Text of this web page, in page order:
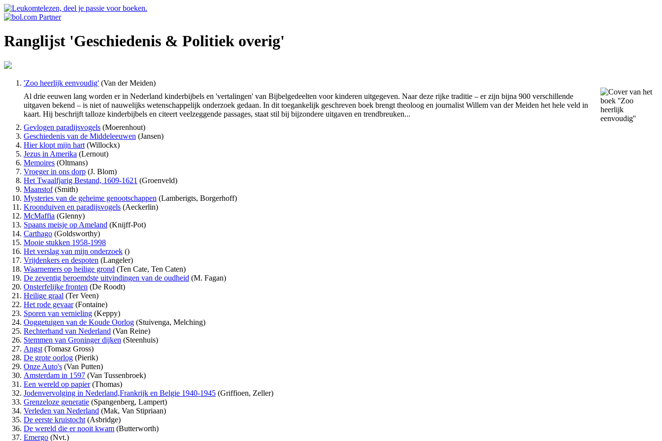
Ranglijst 'Geschiedenis & Politiek overig'
'Zoo heerlijk eenvoudig' (Van der Meiden)
Al drie eeuwen lang worden er in Nederland kinderbijbels en 'vertalingen' van Bijbelgedeelten voor kinderen uitgegeven. Naar deze rijke traditie – er zijn bijna 900 verschillende
uitgaven bekend – is niet of nauwelijks wetenschappelijk onderzoek gedaan. In dit toegankelijk geschreven boek brengt theoloog en journalist Willem van der Meiden het hele veld in
kaart. Hij beschrijft talloze kinderbijbels en citeert veelzeggende passages, staat stil bij bijzondere uitgaven en trendbreuken...
Gevlogen paradijsvogels (Moerenhout)
Geschiedenis van de Middeleeuwen (Jansen)
Hier klopt mijn hart (Willockx)
Jezus in Amerika (Lernout)
Memoires (Oltmans)
Vroeger in ons dorp (J. Blom)
Het Twaalfjarig Bestand, 1609-1621 (Groenveld)
Maanstof(Smith)
Mysteries van de geheime genootschappen (Lamberigts, Borgerhoff)
Kroonduiven en paradijsvogels (Aeckerlin)
McMaffia (Glenny)
Spaans meisje op Ameland (Knijff-Pot)
Carthago (Goldsworthy)
Mooie stukken 1958-1998
Het verslag van mijn onderzoek ()
Vrijdenkers en despoten (Langeler)
Waarnemers op heilige grond (Ten Cate, Ten Caten)
De zeventig beroemdste uitvindingen van de oudheid (M. Fagan)
Onsterfelijke fronten (De Roodt)
Heilige graal (Ter Veen)
Het rode gevaar(Fontaine)
Sporen van vernieling (Keppy)
Ooggetuigen van de Koude Oorlog (Stuivenga, Melching)
Rechterhand van Nederland (Van Reine)
Stemmen van Groninger dijken (Steenhuis)
Angst (Tomasz Gross)
De grote oorlog (Pierik)
Onze Auto's (Van Putten)
Amsterdam in 1597 (Van Tussenbroek)
Een wereld op papier(Thomas)
Jodenvervolging in Nederland,Frankrijk en Belgie 1940-1945 (Griffioen, Zeller)
Grenzeloze generatie (Spangenberg, Lampert)
Verleden van Nederland (Mak, Van Stipriaan)
De eerste kruistocht (Asbridge)
De wereld die er nooit kwam (Butterworth)
Emergo (Nvt.)